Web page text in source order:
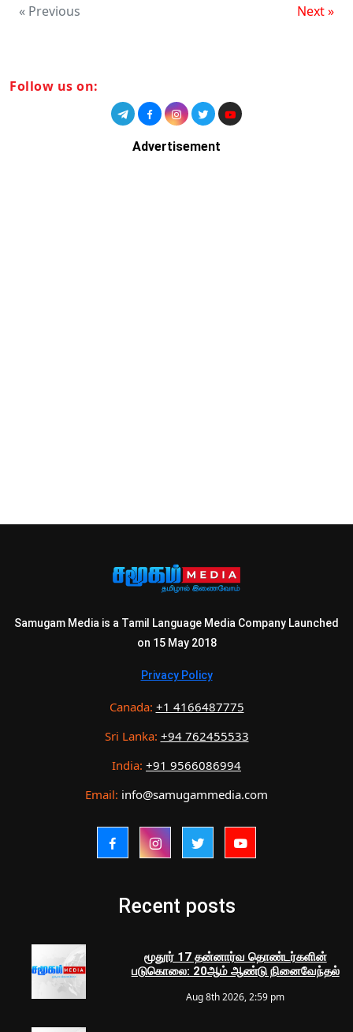
« Previous Next »
Follow us on:
Advertisement
Samugam Media is a Tamil Language Media Company Launched
on 15 May 2018
Privacy Policy
Canada: +1 4166487775
Sri Lanka: +94 762455533
India: +91 9566086994
Email: info@samugammedia.com
Recent posts
மூதூர் 17 தன்னார்வ தொண்டர்களின்
படுகொலை: 20ஆம் ஆண்டு நினைவேந்தல்
Aug 8th 2026, 2:59 pm